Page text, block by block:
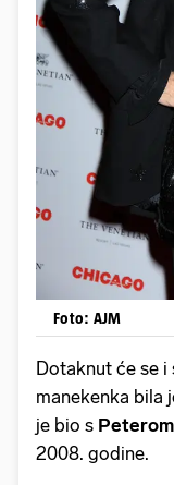
Foto: AJM
Dotaknut će se i
manekenka bila
je bio s
2008. godine.